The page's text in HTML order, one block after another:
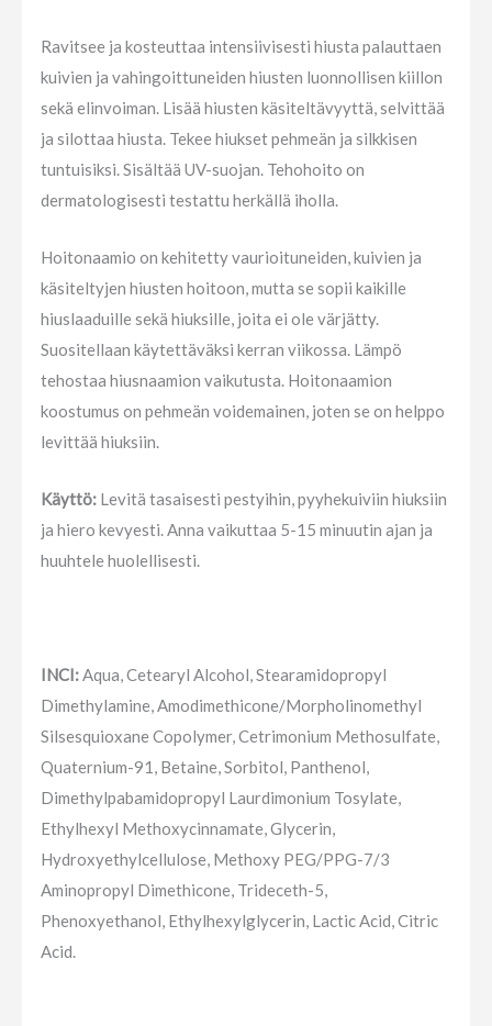
Ravitsee ja kosteuttaa intensiivisesti hiusta palauttaen
kuivien ja vahingoittuneiden hiusten luonnollisen kiillon
sekä elinvoiman. Lisää hiusten käsiteltävyyttä, selvittää
ja silottaa hiusta. Tekee hiukset pehmeän ja silkkisen
tuntuisiksi. Sisältää UV-suojan. Tehohoito on
dermatologisesti testattu herkällä iholla.
Hoitonaamio on kehitetty vaurioituneiden, kuivien ja
käsiteltyjen hiusten hoitoon, mutta se sopii kaikille
hiuslaaduille sekä hiuksille, joita ei ole värjätty.
Suositellaan käytettäväksi kerran viikossa. Lämpö
tehostaa hiusnaamion vaikutusta. Hoitonaamion
koostumus on pehmeän voidemainen, joten se on helppo
levittää hiuksiin.
Käyttö: Levitä tasaisesti pestyihin, pyyhekuiviin hiuksiin
ja hiero kevyesti. Anna vaikuttaa 5-15 minuutin ajan ja
huuhtele huolellisesti.
INCI:Aqua, Cetearyl Alcohol, Stearamidopropyl
Dimethylamine, Amodimethicone/Morpholinomethyl
Silsesquioxane Copolymer, Cetrimonium Methosulfate,
Quaternium-91, Betaine, Sorbitol, Panthenol,
Dimethylpabamidopropyl Laurdimonium Tosylate,
Ethylhexyl Methoxycinnamate, Glycerin,
Hydroxyethylcellulose, Methoxy PEG/PPG-7/3
Aminopropyl Dimethicone, Trideceth-5,
Phenoxyethanol, Ethylhexylglycerin, Lactic Acid, Citric
Acid.